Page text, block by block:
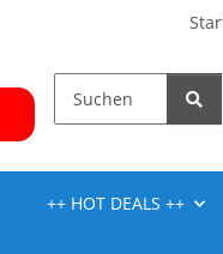
++ HOT DEALS ++